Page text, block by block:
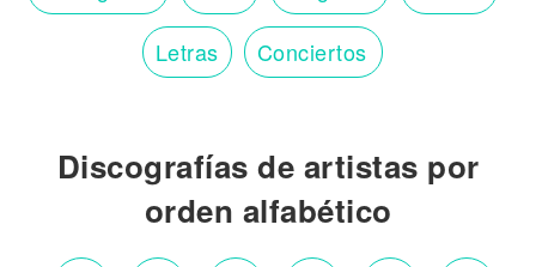
Letras Conciertos
Discografías de artistas por
orden alfabético